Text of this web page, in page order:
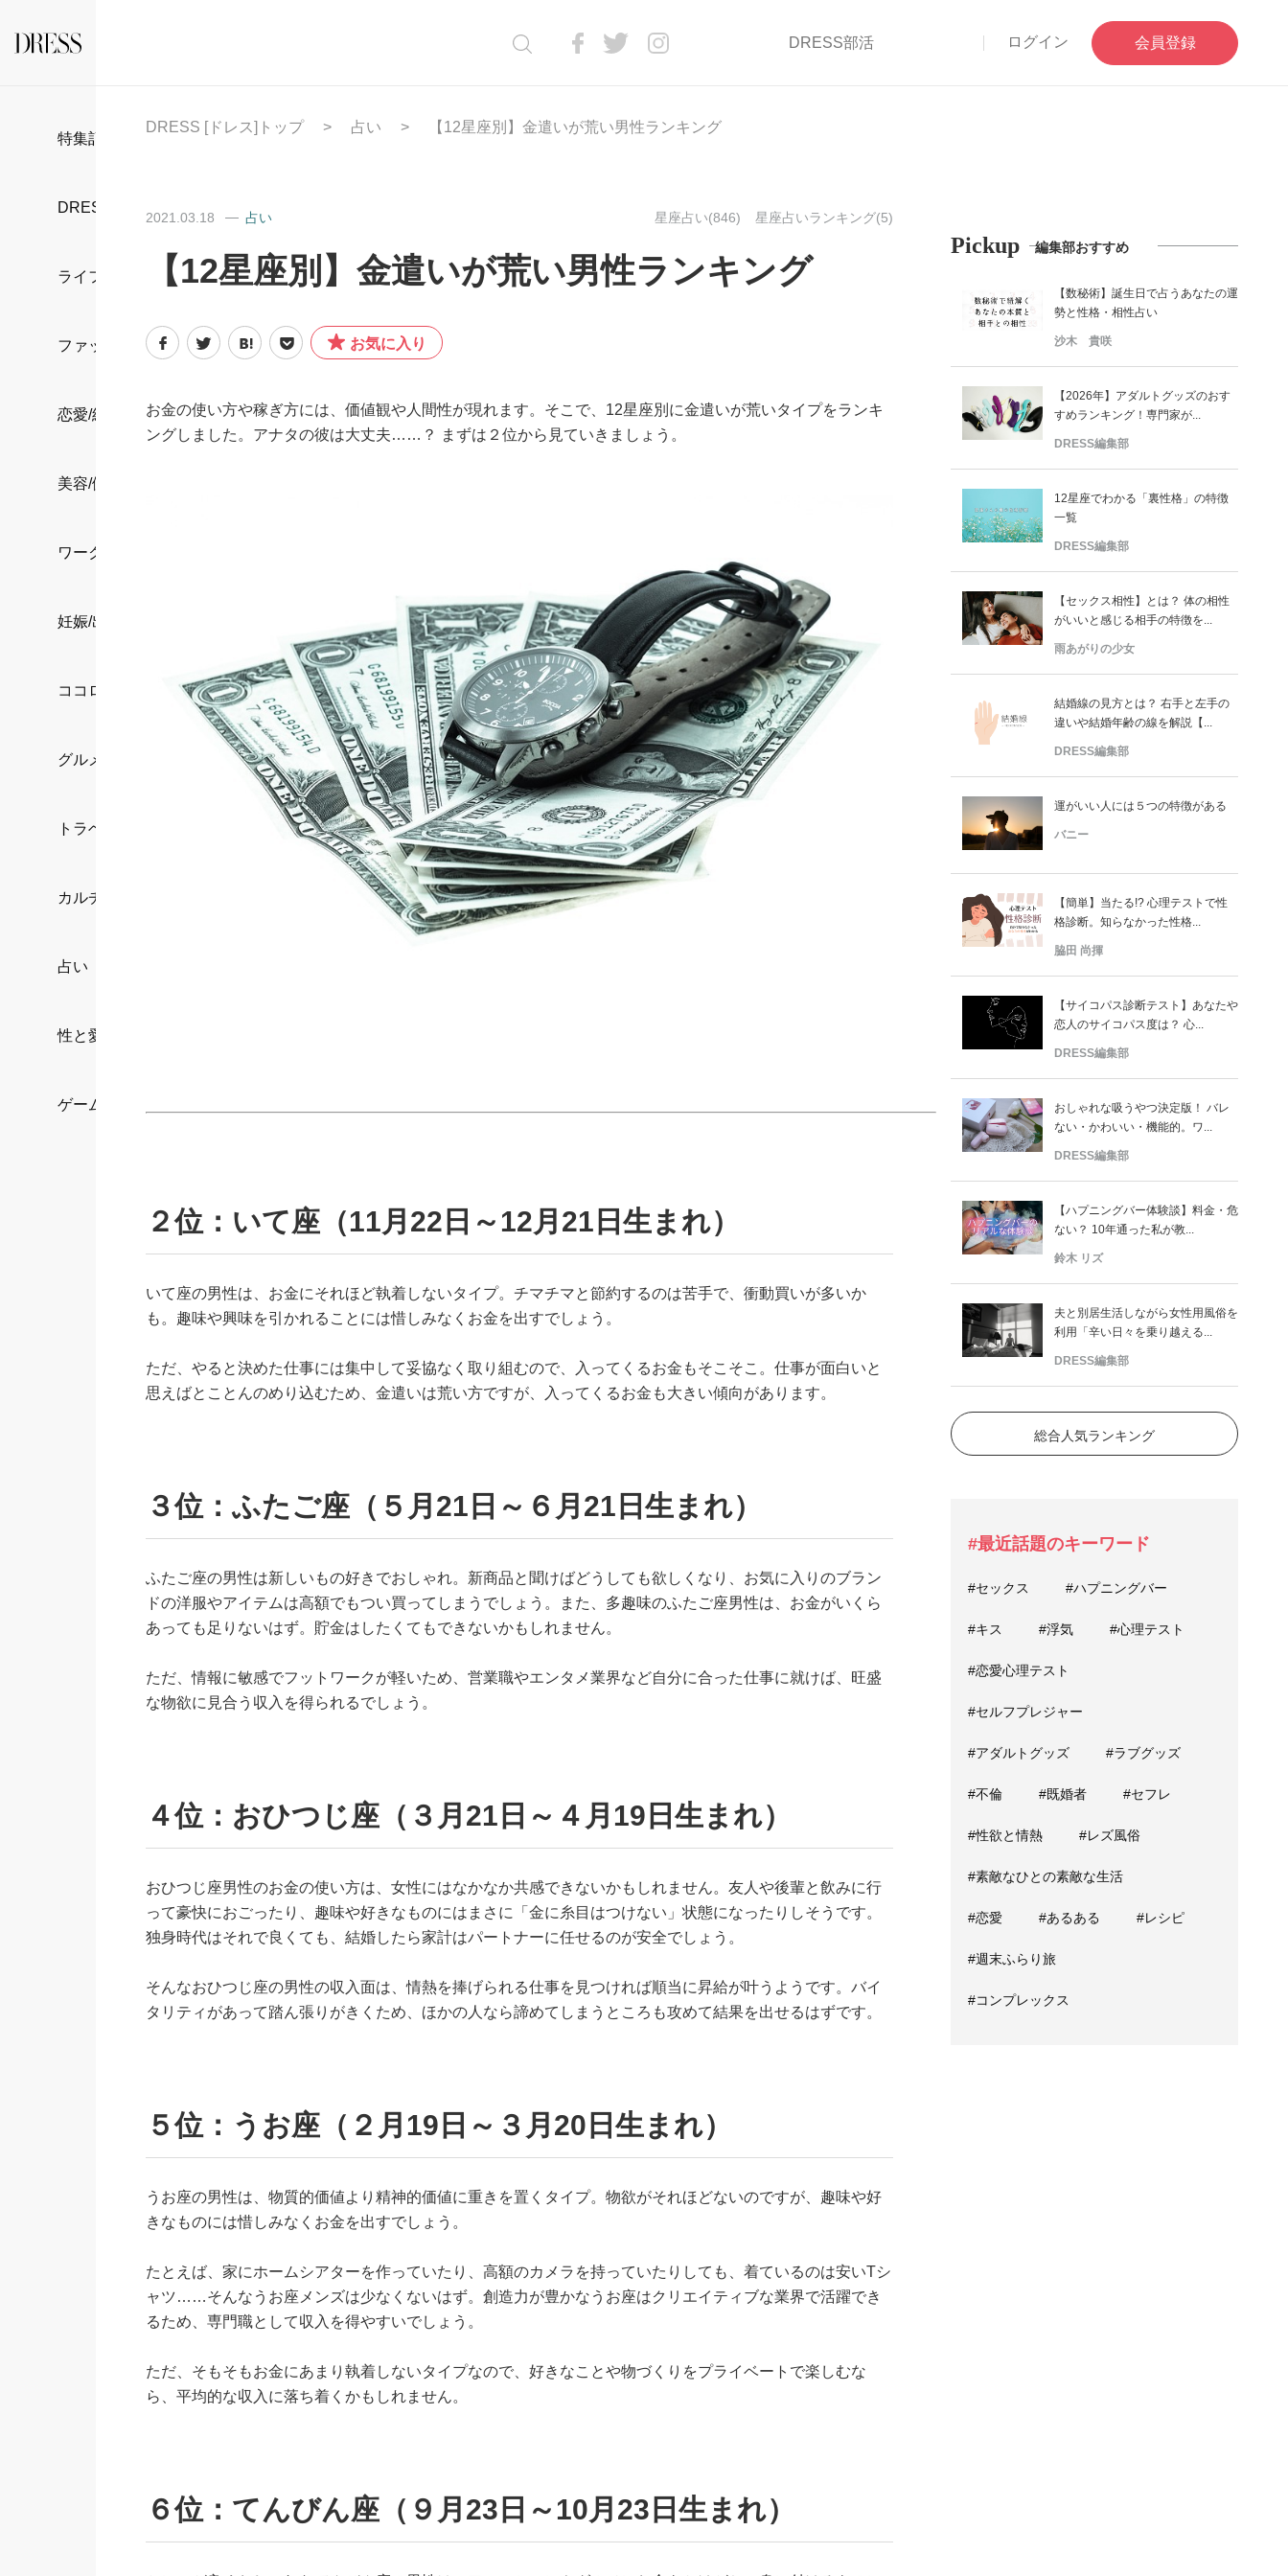
DRESS部活 ログイン 会員登録
特集記事
DRESS部活
ライフスタイル
ファッション
恋愛/結婚/離婚
美容/健康
ワークスタイル
妊娠/出産/家族
ココロ/カラダ
グルメ
トラベル
カルチャー/エンタメ
占い
性と愛
ゲーム
DRESS [ドレス]トップ 占い 【12星座別】金遣いが荒い男性ランキング
2021.03.18 占い 星座占い(846) 星座占いランキング(5)
【12星座別】金遣いが荒い男性ランキング
お気に入り
お金の使い方や稼ぎ方には、価値観や人間性が現れます。そこで、12星座別に金遣いが荒いタイプをランキ
ングしました。アナタの彼は大丈夫……？ まずは２位から見ていきましょう。
２位：いて座（11月22日～12月21日生まれ）
いて座の男性は、お金にそれほど執着しないタイプ。チマチマと節約するのは苦手で、衝動買いが多いか
も。趣味や興味を引かれることには惜しみなくお金を出すでしょう。
ただ、やると決めた仕事には集中して妥協なく取り組むので、入ってくるお金もそこそこ。仕事が面白いと
思えばとことんのめり込むため、金遣いは荒い方ですが、入ってくるお金も大きい傾向があります。
３位：ふたご座（５月21日～６月21日生まれ）
ふたご座の男性は新しいもの好きでおしゃれ。新商品と聞けばどうしても欲しくなり、お気に入りのブラン
ドの洋服やアイテムは高額でもつい買ってしまうでしょう。また、多趣味のふたご座男性は、お金がいくら
あっても足りないはず。貯金はしたくてもできないかもしれません。
ただ、情報に敏感でフットワークが軽いため、営業職やエンタメ業界など自分に合った仕事に就けば、旺盛
な物欲に見合う収入を得られるでしょう。
４位：おひつじ座（３月21日～４月19日生まれ）
おひつじ座男性のお金の使い方は、女性にはなかなか共感できないかもしれません。友人や後輩と飲みに行
って豪快におごったり、趣味や好きなものにはまさに「金に糸目はつけない」状態になったりしそうです。
独身時代はそれで良くても、結婚したら家計はパートナーに任せるのが安全でしょう。
そんなおひつじ座の男性の収入面は、情熱を捧げられる仕事を見つければ順当に昇給が叶うようです。バイ
タリティがあって踏ん張りがきくため、ほかの人なら諦めてしまうところも攻めて結果を出せるはずです。
５位：うお座（２月19日～３月20日生まれ）
うお座の男性は、物質的価値より精神的価値に重きを置くタイプ。物欲がそれほどないのですが、趣味や好
きなものには惜しみなくお金を出すでしょう。
たとえば、家にホームシアターを作っていたり、高額のカメラを持っていたりしても、着ているのは安いTシ
ャツ……そんなうお座メンズは少なくないはず。創造力が豊かなうお座はクリエイティブな業界で活躍でき
るため、専門職として収入を得やすいでしょう。
ただ、そもそもお金にあまり執着しないタイプなので、好きなことや物づくりをプライベートで楽しむな
ら、平均的な収入に落ち着くかもしれません。
６位：てんびん座（９月23日～10月23日生まれ）
Pickup 編集部おすすめ
【数秘術】誕生日で占うあなたの運
勢と性格・相性占い
沙木 貴咲
【2026年】アダルトグッズのおす
すめランキング！専門家が...
DRESS編集部
12星座でわかる「裏性格」の特徴
一覧
DRESS編集部
【セックス相性】とは？ 体の相性
がいいと感じる相手の特徴を...
雨あがりの少女
結婚線の見方とは？ 右手と左手の
違いや結婚年齢の線を解説【...
DRESS編集部
運がいい人には５つの特徴がある
バニー
【簡単】当たる!? 心理テストで性
格診断。知らなかった性格...
脇田 尚揮
【サイコパス診断テスト】あなたや
恋人のサイコパス度は？ 心...
DRESS編集部
おしゃれな吸うやつ決定版！ バレ
ない・かわいい・機能的。ワ...
DRESS編集部
【ハプニングバー体験談】料金・危
ない？ 10年通った私が教...
鈴木 リズ
夫と別居生活しながら女性用風俗を
利用「辛い日々を乗り越える...
DRESS編集部
総合人気ランキング
#最近話題のキーワード
#セックス #ハプニングバー
#キス #浮気 #心理テスト
#恋愛心理テスト
#セルフプレジャー
#アダルトグッズ #ラブグッズ
#不倫 #既婚者 #セフレ
#性欲と情熱 #レズ風俗
#素敵なひとの素敵な生活
#恋愛 #あるある #レシピ
#週末ふらり旅
#コンプレックス